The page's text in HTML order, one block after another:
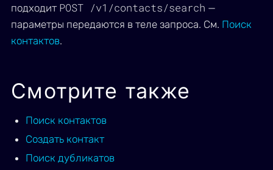
подходит POST /v1/contacts/search —
параметры передаются в теле запроса. См. Поиск
контактов.
Смотрите также
Поиск контактов
Создать контакт
Поиск дубликатов